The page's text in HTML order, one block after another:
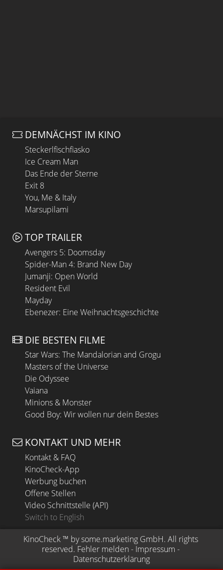
DEMNÄCHST IM KINO
Steckerlfischfiasko
Ice Cream Man
Das Ende der Sterne
Exit 8
You, Me & Italy
Marsupilami
TOP TRAILER
Avengers 5: Doomsday
Spider-Man 4: Brand New Day
Jumanji: Open World
Resident Evil
Mayday
Ebenezer: Eine Weihnachtsgeschichte
DIE BESTEN FILME
Star Wars: The Mandalorian and Grogu
Masters of the Universe
Die Odyssee
Vaiana
Minions & Monster
Good Boy: Wir wollen nur dein Bestes
KONTAKT UND MEHR
Kontakt & FAQ
KinoCheck-App
Werbung buchen
Offene Stellen
Video Schnittstelle (API)
Switch to English
KinoCheck ™ by some.marketing GmbH. All rights
reserved. Fehler melden - Impressum -
Datenschutzerklärung